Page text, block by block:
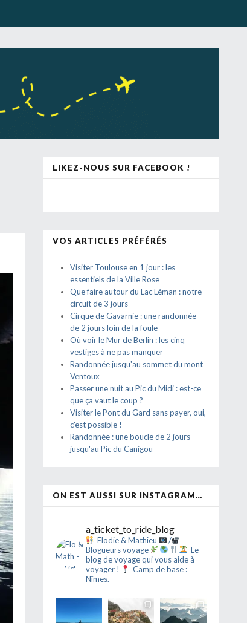
LIKEZ-NOUS SUR FACEBOOK !
VOS ARTICLES PRÉFÉRÉS
Visiter Toulouse en 1 jour : les
essentiels de la Ville Rose
Que faire autour du Lac Léman : notre
circuit de 3 jours
Cirque de Gavarnie : une randonnée
de 2 jours loin de la foule
Où voir le Mur de Berlin : les cinq
vestiges à ne pas manquer
Randonnée jusqu'au sommet du mont
Ventoux
Passer une nuit au Pic du Midi : est-ce
que ça vaut le coup ?
Visiter le Pont du Gard sans payer, oui,
c'est possible !
Randonnée : une boucle de 2 jours
jusqu'au Pic du Canigou
ON EST AUSSI SUR INSTAGRAM…
a_ticket_to_ride_blog
Elodie & Mathieu
/
Blogueurs voyage
Le
blog de voyage qui vous aide à
voyager !
Camp de base :
Nîmes.